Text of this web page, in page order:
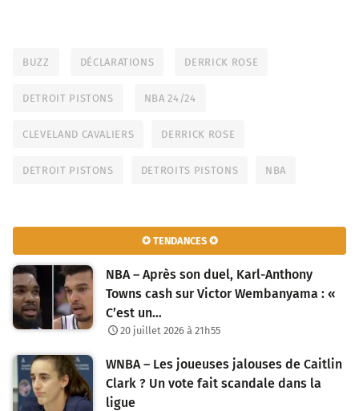
BUZZ DÉCLARATIONS DERRICK ROSE
DETROIT PISTONS NBA 24/24
CLEVELAND CAVALIERS DERRICK ROSE
DETROIT PISTONS DETROITS PISTONS NBA
✪ TENDANCES ✪
NBA – Après son duel, Karl-Anthony
Towns cash sur Victor Wembanyama : «
C’est un…
20 juillet 2026 à 21h55
WNBA – Les joueuses jalouses de Caitlin
Clark ? Un vote fait scandale dans la
ligue